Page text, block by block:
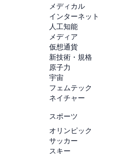
メディカル
インターネット
人工知能
メディア
仮想通貨
新技術・規格
原子力
宇宙
フェムテック
ネイチャー
スポーツ
オリンピック
サッカー
スキー